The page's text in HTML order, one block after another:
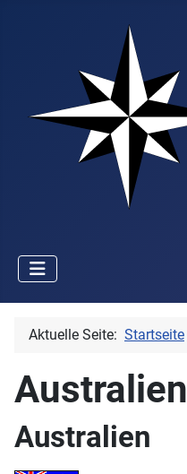
Aktuelle Seite: Startseite
Australien
Australien